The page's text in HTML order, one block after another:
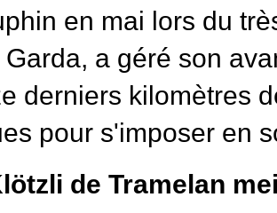
en mai lors du
a géré son
derniers kilomètres
pour s'imposer en
de Tramelan